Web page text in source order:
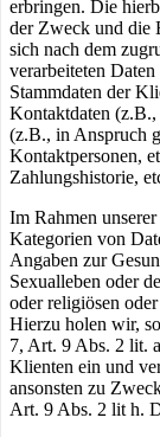
erbringen. Die
der Zweck und die
sich nach dem
verarbeiteten
Stammdaten der
Kontaktdaten (z.B.,
(z.B., in Anspruch
Kontaktpersonen,
Zahlungshistorie,
Im Rahmen
Kategorien von
Angaben zur
Sexualleben oder
oder religiösen
Hierzu holen wir,
7, Art. 9 Abs. 2 lit.
Klienten ein und
ansonsten zu
Art. 9 Abs. 2 lit h.